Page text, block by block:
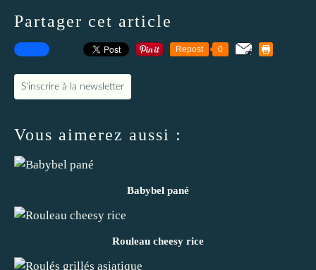
Partager cet article
Repost 0
S'inscrire à la newsletter
Vous aimerez aussi :
Babybel pané
Rouleau cheesy rice